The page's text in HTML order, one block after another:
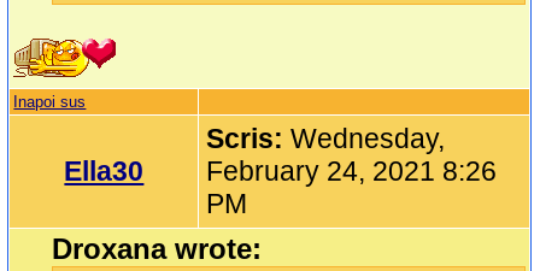
Inapoi sus
Ella30
Scris:Wednesday,
February 24, 2021 8:26
PM
Droxana wrote: